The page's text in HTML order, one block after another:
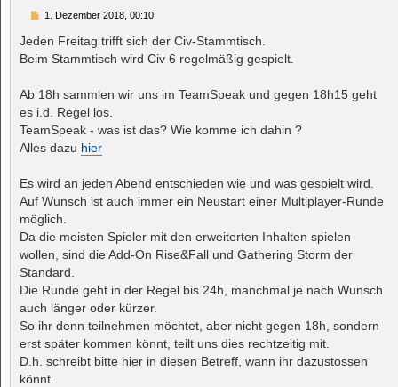
B
i
t
r
1. Dezember 2018, 00:10
Jeden Freitag trifft sich der Civ-Stammtisch.
Beim Stammtisch wird Civ 6 regelmäßig gespielt.
Ab 18h sammlen wir uns im TeamSpeak und gegen 18h15 geht
es i.d. Regel los.
TeamSpeak - was ist das? Wie komme ich dahin ?
Alles dazu hier
Es wird an jeden Abend entschieden wie und was gespielt wird.
Auf Wunsch ist auch immer ein Neustart einer Multiplayer-Runde
möglich.
Da die meisten Spieler mit den erweiterten Inhalten spielen
wollen, sind die Add-On Rise&Fall und Gathering Storm der
Standard.
Die Runde geht in der Regel bis 24h, manchmal je nach Wunsch
auch länger oder kürzer.
So ihr denn teilnehmen möchtet, aber nicht gegen 18h, sondern
erst später kommen könnt, teilt uns dies rechtzeitig mit.
D.h. schreibt bitte hier in diesen Betreff, wann ihr dazustossen
könnt.